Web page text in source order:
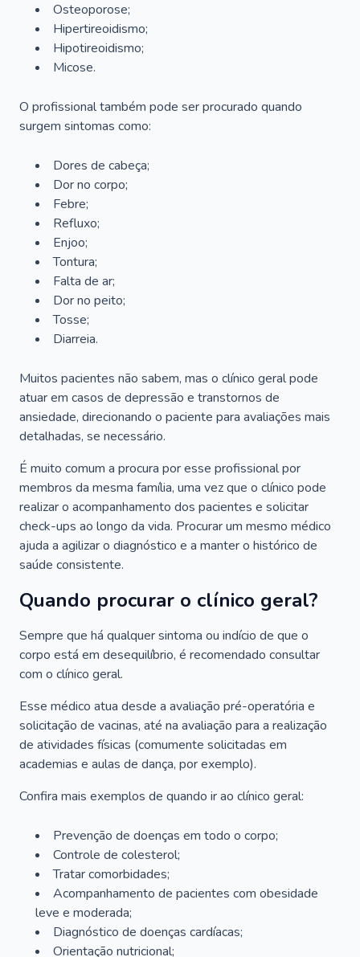
Osteoporose;
Hipertireoidismo;
Hipotireoidismo;
Micose.
O profissional também pode ser procurado quando
surgem sintomas como:
Dores de cabeça;
Dor no corpo;
Febre;
Refluxo;
Enjoo;
Tontura;
Falta de ar;
Dor no peito;
Tosse;
Diarreia.
Muitos pacientes não sabem, mas o clínico geral pode
atuar em casos de depressão e transtornos de
ansiedade, direcionando o paciente para avaliações mais
detalhadas, se necessário.
É muito comum a procura por esse profissional por
membros da mesma família, uma vez que o clínico pode
realizar o acompanhamento dos pacientes e solicitar
check-ups ao longo da vida. Procurar um mesmo médico
ajuda a agilizar o diagnóstico e a manter o histórico de
saúde consistente.
Quando procurar o clínico geral?
Sempre que há qualquer sintoma ou indício de que o
corpo está em desequilíbrio, é recomendado consultar
com o clínico geral.
Esse médico atua desde a avaliação pré-operatória e
solicitação de vacinas, até na avaliação para a realização
de atividades físicas (comumente solicitadas em
academias e aulas de dança, por exemplo).
Confira mais exemplos de quando ir ao clínico geral:
Prevenção de doenças em todo o corpo;
Controle de colesterol;
Tratar comorbidades;
Acompanhamento de pacientes com obesidade
leve e moderada;
Diagnóstico de doenças cardíacas;
Orientação nutricional;